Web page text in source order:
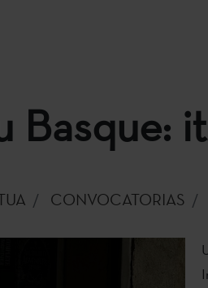
Basque:
CONVOCATORIAS